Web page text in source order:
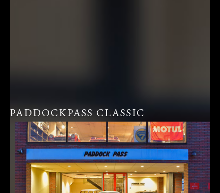
PADDOCKPASS CLASSIC